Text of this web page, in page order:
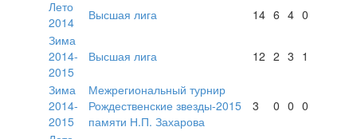
Лето
2014
Высшая лига 14 6 4 0
Зима
2014-
2015
Высшая лига 12 2 3 1
Зима
2014-
2015
Межрегиональный турнир
Рождественские звезды-2015
памяти Н.П. Захарова
3 0 0 0